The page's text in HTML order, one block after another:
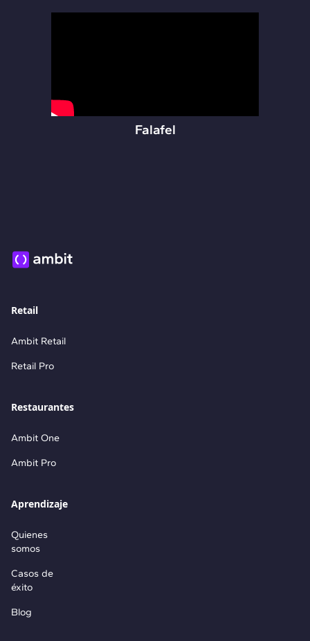
Falafel
Retail
Ambit Retail
Retail Pro
Restaurantes
Ambit One
Ambit Pro
Aprendizaje
Quienes
somos
Casos de
éxito
Blog